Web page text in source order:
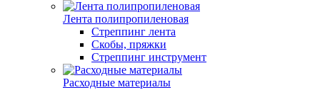
Лента полипропиленовая
Стреппинг лента
Скобы, пряжки
Стреппинг инструмент
Расходные материалы